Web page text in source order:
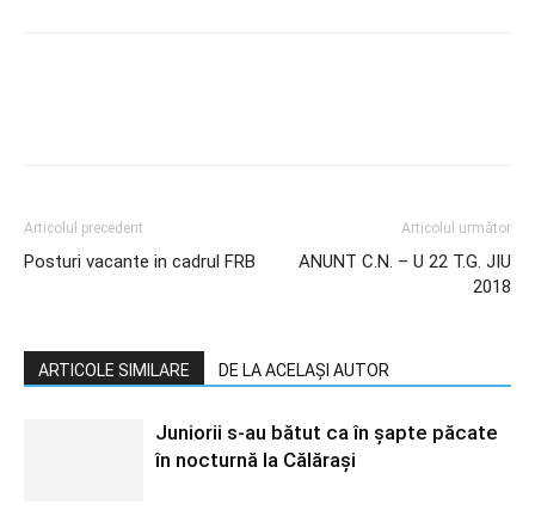
Articolul precedent
Posturi vacante in cadrul FRB
Articolul următor
ANUNT C.N. – U 22 T.G. JIU
2018
ARTICOLE SIMILARE DE LA ACELAȘI AUTOR
Juniorii s-au bătut ca în șapte păcate
în nocturnă la Călărași